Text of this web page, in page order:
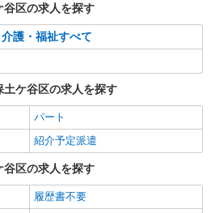
老人ホームSTAFF＊無理なく、長
る環境＊
員】月給240,000〜400,000円 ・基本
役職手当：10,000〜70,000円 ・処遇改
〜60,000円（勤続年数、保有資格
） ・固定残業手当：20,000円（10時
残業時間を超過する場合には超過勤務
別途支給 ・夜勤手当：10,000円/1回
に支給） 下記資格をお持ちの方
症介護基礎研修 ・初任者研修 ・実務
介護福祉士 など
県横浜市保土ヶ谷区
採用します。最短2週間で内定でま
援STAFF募集
谷区の求人を探す
護・福祉すべて
土ケ谷区の求人を探す
パート
紹介予定派遣
谷区の求人を探す
履歴書不要